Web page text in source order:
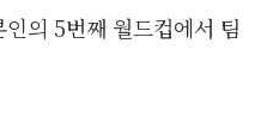
의 5번째 월드컵에서 팀